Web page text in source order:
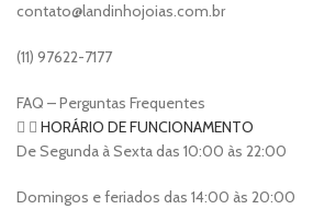
contato@landinhojoias.com.br
(11) 97622-7177
FAQ – Perguntas Frequentes
HORÁRIO DE FUNCIONAMENTO
De Segunda à Sexta das 10:00 às 22:00
Domingos e feriados das 14:00 às 20:00